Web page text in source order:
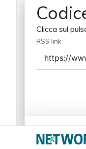
Clicca sul
RSS link